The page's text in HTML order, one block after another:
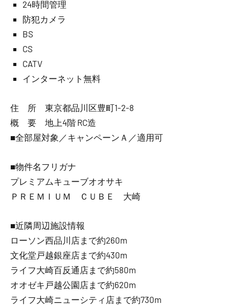
24時間管理
防犯カメラ
BS
CS
CATV
インターネット無料
住 所 東京都品川区豊町1-2-8
概 要 地上4階 RC造
■全部屋対象／キャンペーンＡ／適用可
■物件名フリガナ
プレミアムキューブオオサキ
ＰＲＥＭＩＵＭ ＣＵＢＥ 大崎
■近隣周辺施設情報
ローソン西品川店まで約260m
文化堂戸越銀座店まで約430m
ライフ大崎百反通店まで約580m
オオゼキ戸越公園店まで約620m
ライフ大崎ニューシティ店まで約730m